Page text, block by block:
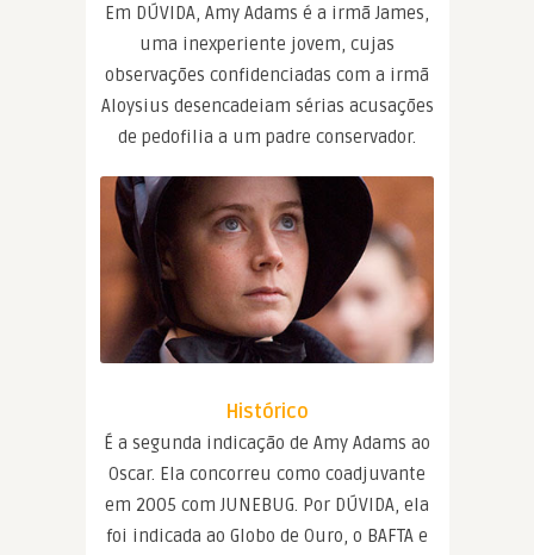
Em DÚVIDA, Amy Adams é a irmã James,
uma inexperiente jovem, cujas
observações confidenciadas com a irmã
Aloysius desencadeiam sérias acusações
de pedofilia a um padre conservador.
Histórico
É a segunda indicação de Amy Adams ao
Oscar. Ela concorreu como coadjuvante
em 2005 com JUNEBUG. Por DÚVIDA, ela
foi indicada ao Globo de Ouro, o BAFTA e